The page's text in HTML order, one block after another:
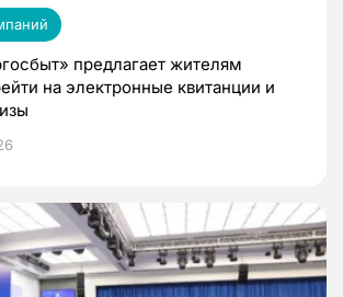
предлагает жителям
на электронные квитанции и